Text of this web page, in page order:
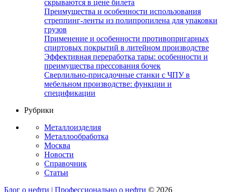
скрываются в цене билета
Преимущества и особенности использования
стреппинг-ленты из полипропилена для упаковки
грузов
Применение и особенности противопригарных
спиртовых покрытий в литейном производстве
Эффективная переработка тары: особенности и
преимущества прессования бочек
Сверлильно-присадочные станки с ЧПУ в
мебельном производстве: функции и
спецификации
Рубрики
Металлоизделия
Металлообработка
Москва
Новости
Справочник
Статьи
Блог о нефти | Профессионально о нефти © 2026